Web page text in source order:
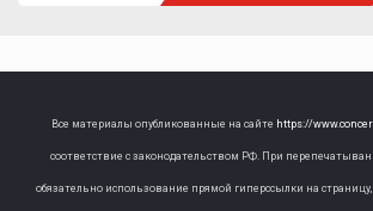
Все материалы опубликованные на сайте https://
соответствие с законодательством РФ. При
обязательно использование прямой гиперссылки на